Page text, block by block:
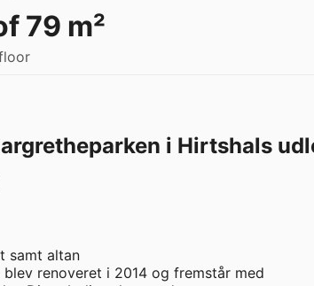
79 m²
i Hirtshals
samt altan
renoveret i 2014 og fremstår med